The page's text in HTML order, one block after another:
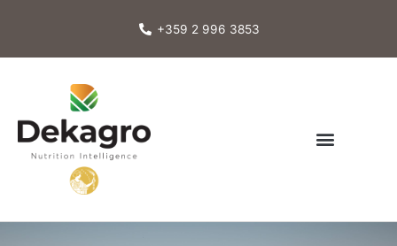
+359 2 996 3853